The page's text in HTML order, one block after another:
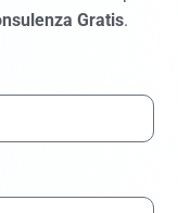
Gratis.